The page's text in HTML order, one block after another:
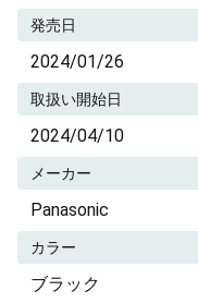
発売日
2024/01/26
取扱い開始日
2024/04/10
メーカー
Panasonic
カラー
ブラック